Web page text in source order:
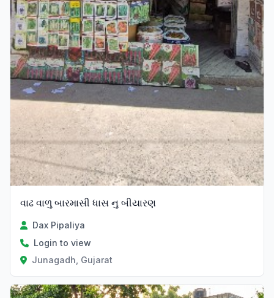
વાઢ વાળુ બારમાસી ધાસ નુ બીયારણ
Dax Pipaliya
Login to view
Junagadh, Gujarat